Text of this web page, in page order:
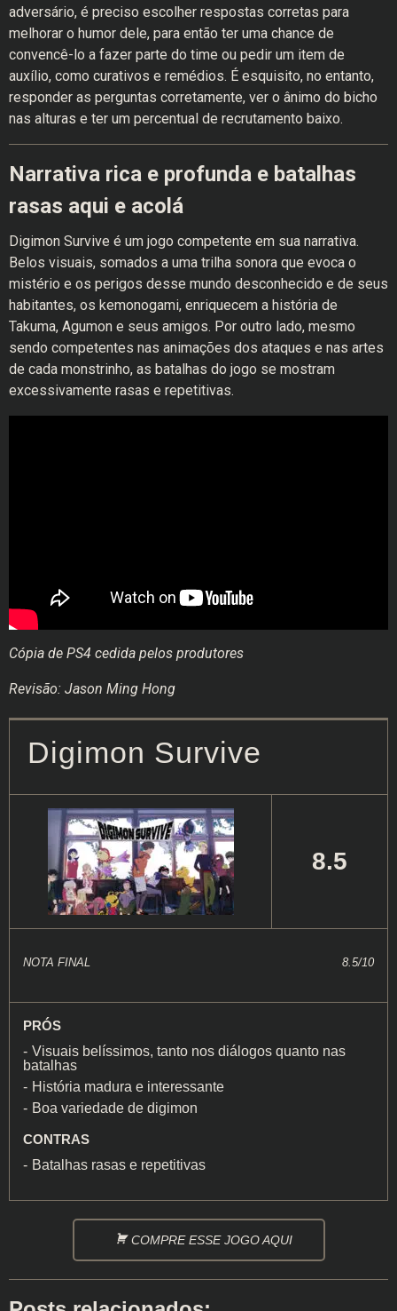
adversário, é preciso escolher respostas corretas para
melhorar o humor dele, para então ter uma chance de
convencê-lo a fazer parte do time ou pedir um item de
auxílio, como curativos e remédios. É esquisito, no entanto,
responder as perguntas corretamente, ver o ânimo do bicho
nas alturas e ter um percentual de recrutamento baixo.
Narrativa rica e profunda e batalhas
rasas aqui e acolá
Digimon Survive é um jogo competente em sua narrativa.
Belos visuais, somados a uma trilha sonora que evoca o
mistério e os perigos desse mundo desconhecido e de seus
habitantes, os kemonogami, enriquecem a história de
Takuma, Agumon e seus amigos. Por outro lado, mesmo
sendo competentes nas animações dos ataques e nas artes
de cada monstrinho, as batalhas do jogo se mostram
excessivamente rasas e repetitivas.
Cópia de PS4 cedida pelos produtores
Revisão: Jason Ming Hong
Digimon Survive
8.5
NOTA FINAL 8.5/10
PRÓS
Visuais belíssimos, tanto nos diálogos quanto nas
batalhas
História madura e interessante
Boa variedade de digimon
CONTRAS
Batalhas rasas e repetitivas
COMPRE ESSE JOGO AQUI